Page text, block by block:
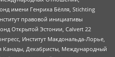
имени Генриха Бёлля, Stichting
правовой инициативы
Открытой Эстонии, Calvert 22
Институт Макдональда-Лорье,
Канады, Декабристы, Международный